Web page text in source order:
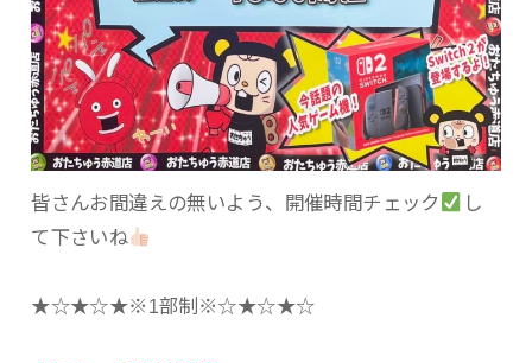
皆さんお間違えの無いよう、開催時間チェック
し
て下さいね
★☆★☆★※1部制※☆★☆★☆